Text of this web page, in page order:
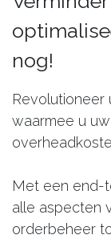
nog!
Revolutioneer
waarmee u
Met een end-
alle aspecten
orderbeheer